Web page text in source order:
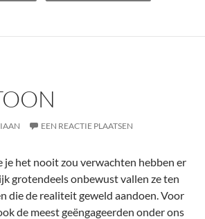
EEN REACTIE PLAATSEN
je het nooit zou verwachten hebben er
grotendeels onbewust vallen ze ten
die de realiteit geweld aandoen. Voor
de meest geëngageerden onder ons